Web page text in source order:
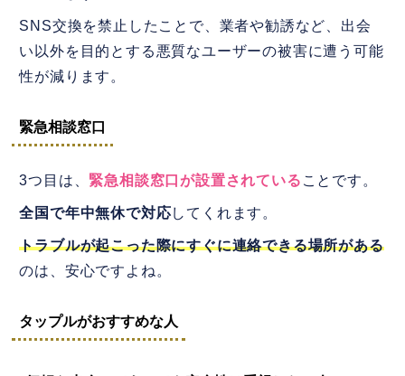
SNS交換を禁止したことで、業者や勧誘など、出会
い以外を目的とする悪質なユーザーの被害に遭う可能
性が減ります。
緊急相談窓口
3つ目は、 緊急相談窓口が設置されている ことです。
全国で年中無休で対応してくれます。
トラブルが起こった際にすぐに連絡できる場所がある
のは、安心ですよね。
タップルがおすすめな人